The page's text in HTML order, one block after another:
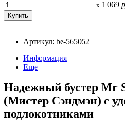
x 1 069
Артикул: be-565052
Информация
Еще
Надежный бустер Mr
(Мистер Сэндмэн) с
подлокотниками